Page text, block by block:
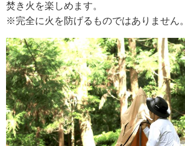
焚き火を楽しめます。
※完全に火を防げるものではありません。